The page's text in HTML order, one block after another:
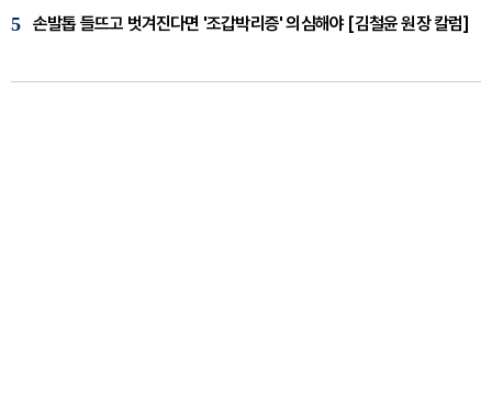
5 손발톱 들뜨고 벗겨진다면 '조갑박리증' 의심해야 [김철윤 원장 칼럼]